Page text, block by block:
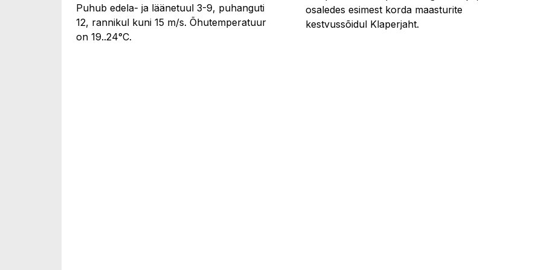
Puhub edela- ja läänetuul 3-9, puhanguti
12, rannikul kuni 15 m/s. Õhutemperatuur
on 19..24°C.
osaledes esimest korda maasturite
kestvussõidul Klaperjaht.